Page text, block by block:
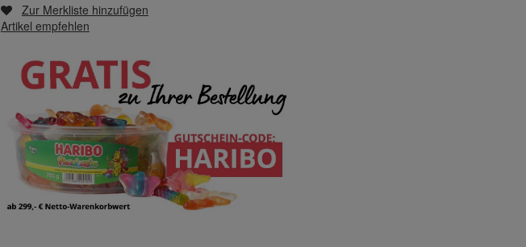
Zur Merkliste hinzufügen
Artikel empfehlen